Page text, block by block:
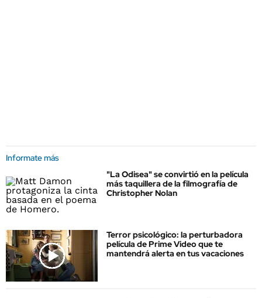
Informate más
"La Odisea" se convirtió en la película
más taquillera de la filmografía de
Christopher Nolan
Terror psicológico: la perturbadora
película de Prime Video que te
mantendrá alerta en tus vacaciones